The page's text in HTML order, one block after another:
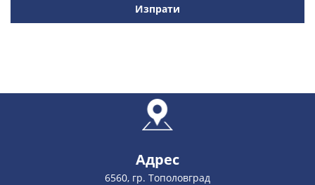
Изпрати
Адрес
6560, гр. Тополовград